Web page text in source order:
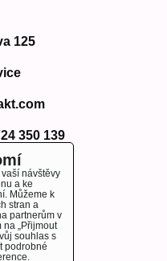
125
350 139
com
návštěvy
a ke
Můžeme k
stran a
partnerům v
na „Přijmout
souhlas s
podrobné